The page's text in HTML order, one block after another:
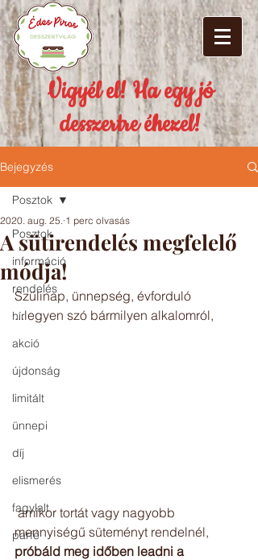
Vigyél el! Ha egy jó
desszertre éhezel!
Bejegyzés
Posztok
információ
rendelés
hír
akció
újdonság
limitált
ünnepi
díj
elismerés
fagylalt
parfé
Posztok
A sütirendelés megfelelő
módja!
2020. aug. 25. 1 perc olvasás
Szülinap, ünnepség, évforduló
...legyen szó bármilyen alkalomról,
amikor tortát vagy nagyobb
mennyiségű süteményt rendelnél,
próbáld meg időben leadni a